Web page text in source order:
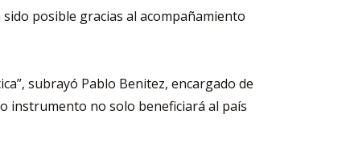
posible gracias al acompañamiento
subrayó Pablo Benitez, encargado de
instrumento no solo beneficiará al país